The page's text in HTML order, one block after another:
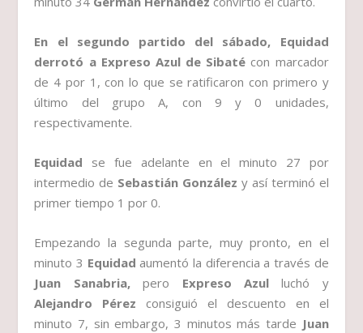
En el segundo partido del sábado, Equidad
derrotó a Expreso Azul de Sibaté con marcador
de 4 por 1, con lo que se ratificaron con primero y
último del grupo A, con 9 y 0 unidades,
respectivamente.
Equidad se fue adelante en el minuto 27 por
intermedio de Sebastián González y así terminó el
primer tiempo 1 por 0.
Empezando la segunda parte, muy pronto, en el
minuto 3 Equidad aumentó la diferencia a través de
Juan Sanabria,pero Expreso Azulluchó y
Alejandro Pérez consiguió el descuento en el
minuto 7, sin embargo, 3 minutos más tarde Juan